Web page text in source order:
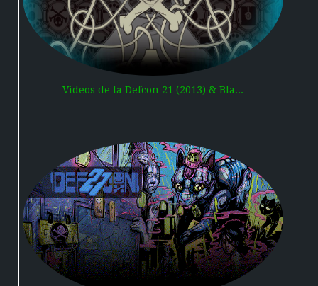
Videos de la Defcon 21 (2013) & Bla...